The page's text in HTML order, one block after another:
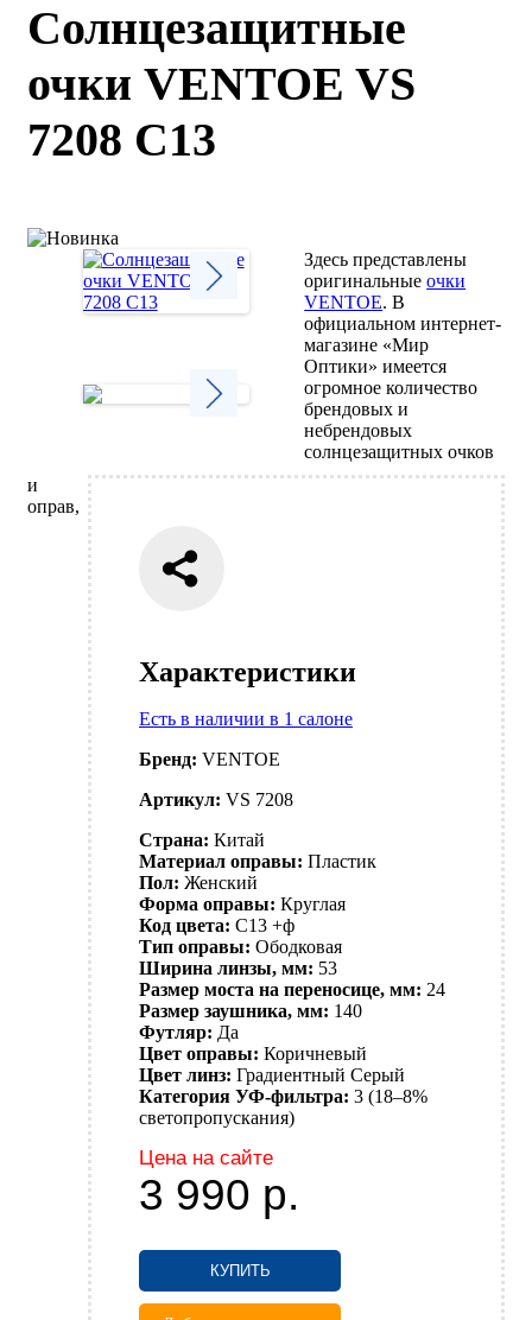
Солнцезащитные
очки VENTOE VS
7208 C13
Характеристики
Есть в наличии в 1 салоне
Бренд: VENTOE
Артикул: VS 7208
Страна: Китай
Материал оправы: Пластик
Пол: Женский
Форма оправы: Круглая
Код цвета: C13 +ф
Тип оправы: Ободковая
Ширина линзы, мм: 53
Размер моста на переносице, мм: 24
Размер заушника, мм: 140
Футляр: Да
Цвет оправы: Коричневый
Цвет линз: Градиентный Серый
Категория УФ-фильтра: 3 (18–8%
светопропускания)
Цена на сайте
3 990 р.
КУПИТЬ
Здесь представлены
оригинальныеочки
VENTOE. В
официальном интернет-
магазине «Мир
Оптики» имеется
огромное количество
брендовых и
небрендовых
солнцезащитных очков
и
оправ,